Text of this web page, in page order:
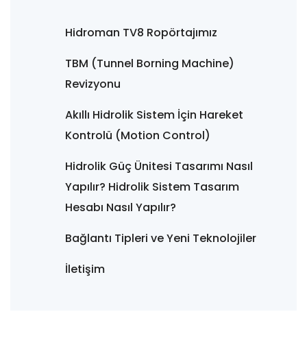
Hidroman TV8 Ropörtajımız
TBM (Tunnel Borning Machine)
Revizyonu
Akıllı Hidrolik Sistem İçin Hareket
Kontrolü (Motion Control)
Hidrolik Güç Ünitesi Tasarımı Nasıl
Yapılır? Hidrolik Sistem Tasarım
Hesabı Nasıl Yapılır?
Bağlantı Tipleri ve Yeni Teknolojiler
İletişim